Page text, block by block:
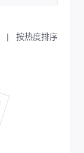
| 按热度排序